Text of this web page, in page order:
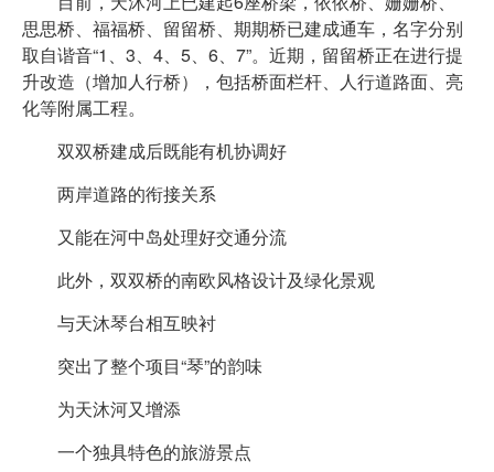
思思桥、福福桥、留留桥、期期桥已建成通车，名字分别
取自谐音“1、3、4、5、6、7”。近期，留留桥正在进行提
升改造（增加人行桥），包括桥面栏杆、人行道路面、亮
化等附属工程。
双双桥建成后既能有机协调好
两岸道路的衔接关系
又能在河中岛处理好交通分流
此外，双双桥的南欧风格设计及绿化景观
与天沐琴台相互映衬
突出了整个项目“琴”的韵味
为天沐河又增添
一个独具特色的旅游景点